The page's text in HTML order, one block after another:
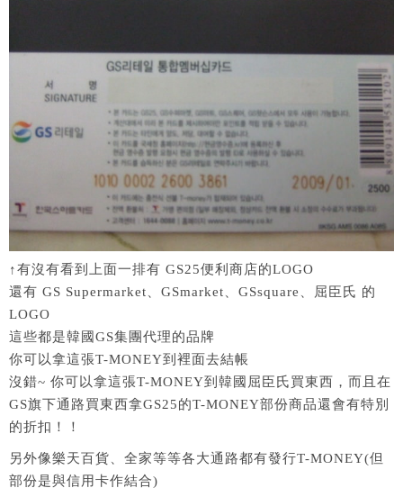
↑有沒有看到上面一排有 GS25便利商店的LOGO
還有 GS Supermarket、GSmarket、GSsquare、屈臣氏 的
LOGO
這些都是韓國GS集團代理的品牌
你可以拿這張T-MONEY到裡面去結帳
沒錯~ 你可以拿這張T-MONEY到韓國屈臣氏買東西，而且在
GS旗下通路買東西拿GS25的T-MONEY部份商品還會有特別
的折扣！！
另外像樂天百貨、全家等等各大通路都有發行T-MONEY(但
部份是與信用卡作結合)